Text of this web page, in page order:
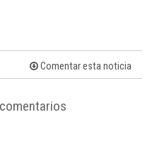
Comentar esta noticia